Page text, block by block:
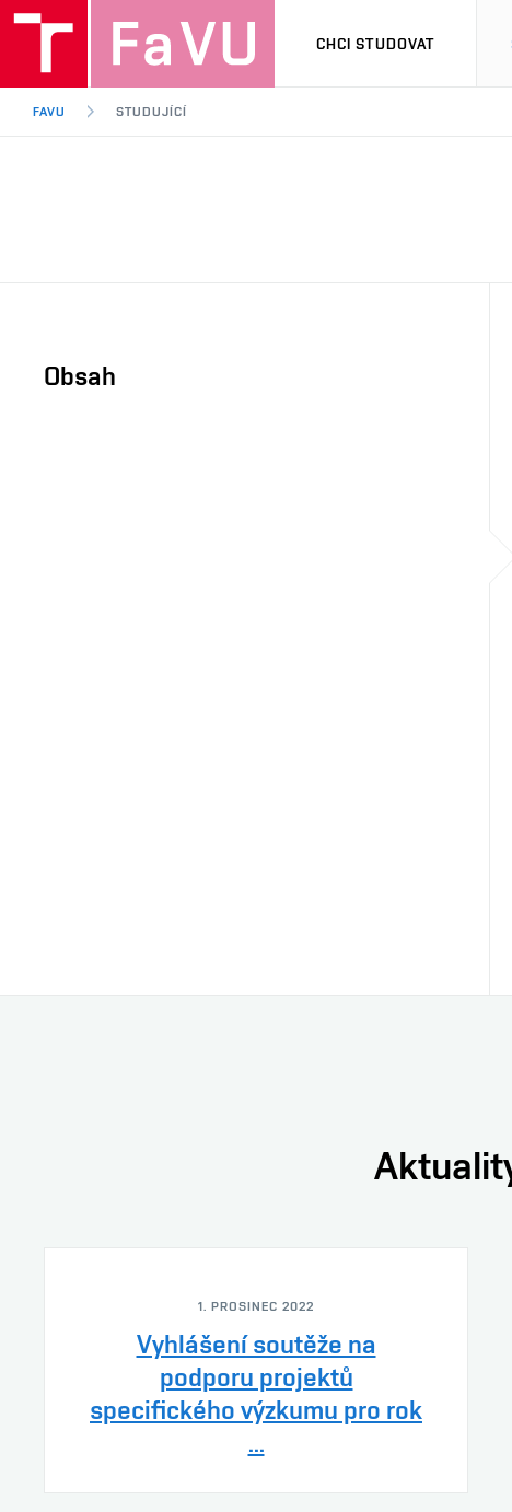
CHCI STUDOVAT
FAVU STUDUJÍCÍ
Obsah
1. PROSINEC 2022
Vyhlášení soutěže na
podporu projektů
specifického výzkumu pro rok
...